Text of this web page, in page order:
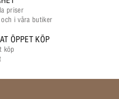
priser
i våra butiker
ÖPPET KÖP
köp